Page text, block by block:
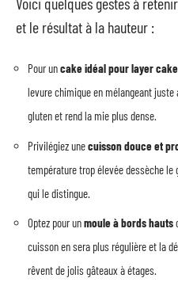
et le résultat à la hauteur :
Pour uncake idéal pour layer
levure chimique en mélangeant
gluten et rend la mie plus dense.
Privilégiez unecuisson douce et
température trop élevée dessèche
qui le distingue.
Optez pour unmoule à bords hauts
cuisson en sera plus régulière et la
rêvent de jolis gâteaux à étages.